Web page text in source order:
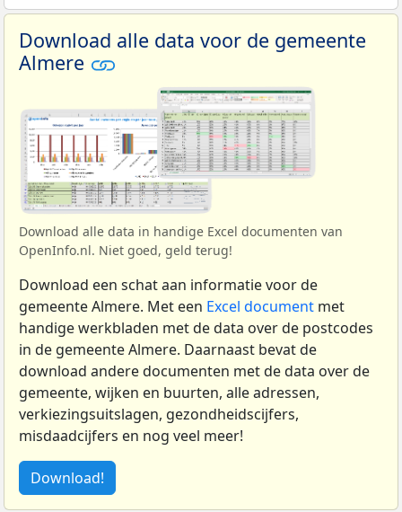
Download alle data voor de gemeente
Almere
Download alle data in handige Excel documenten van
OpenInfo.nl. Niet goed, geld terug!
Download een schat aan informatie voor de
gemeente Almere. Met een Excel document met
handige werkbladen met de data over de postcodes
in de gemeente Almere. Daarnaast bevat de
download andere documenten met de data over de
gemeente, wijken en buurten, alle adressen,
verkiezingsuitslagen, gezondheidscijfers,
misdaadcijfers en nog veel meer!
Download!